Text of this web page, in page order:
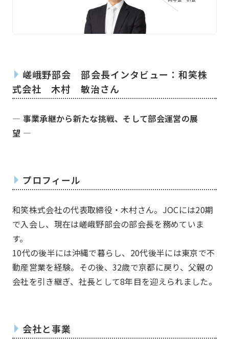
お知らせ What’s new
嵯峨野部会 部会長インタビュー：和笑株
式会社 木村 敏治さん
― 事業承継から新たな挑戦、そして部会運営の展
望 ―
プロフィール
和笑株式会社の代表取締役・木村さん。JOCには20期
で入会し、現在は嵯峨野部会の部会長を務めていま
す。
10代の後半には沖縄で暮らし、20代後半には東京で不
動産営業を経験。その後、32歳で京都に戻り、父親の
会社を引き継ぎ、社長として8年目を迎えられました。
会社と事業